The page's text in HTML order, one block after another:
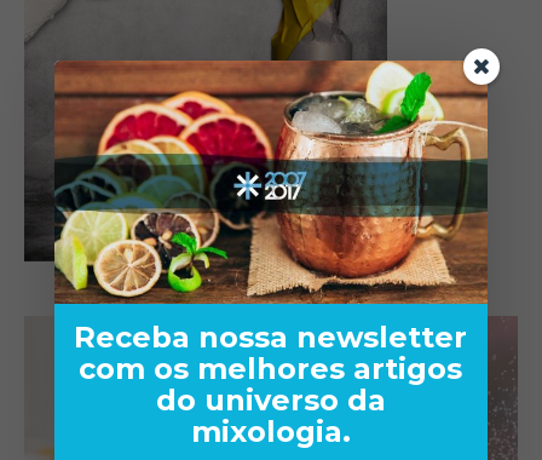
Receba nossa newsletter
com os melhores artigos
do universo da
mixologia.